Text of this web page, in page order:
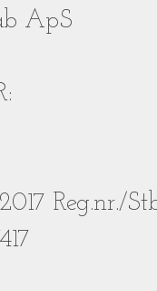
ApS
Reg.nr./